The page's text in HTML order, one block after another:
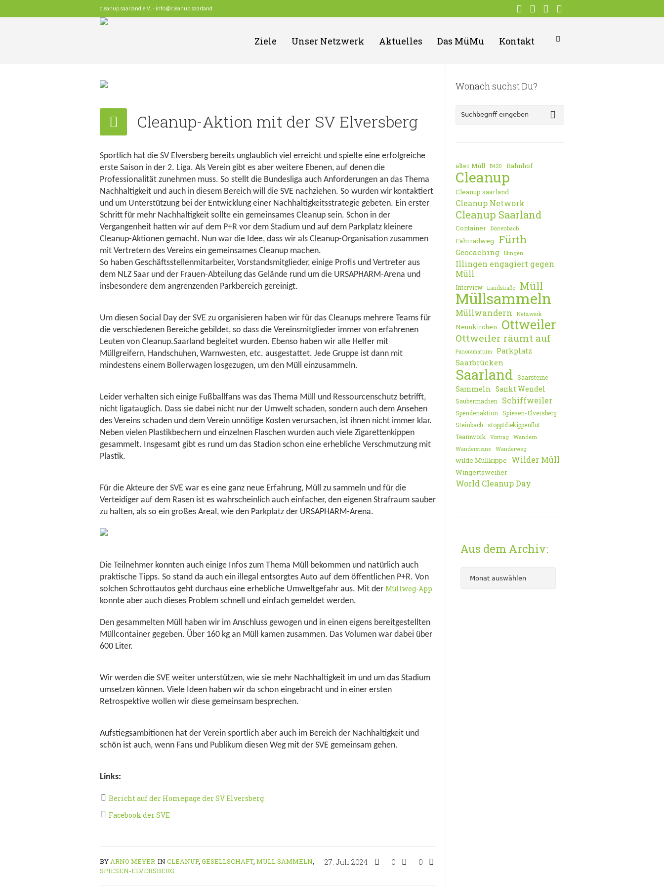
cleanup.saarland e.V. · info@cleanup.saarland
Ziele Unser Netzwerk Aktuelles Das MüMu Kontakt
Cleanup-Aktion mit der SV Elversberg
Sportlich hat die SV Elversberg bereits unglaublich viel erreicht und spielte eine erfolgreiche
erste Saison in der 2. Liga. Als Verein gibt es aber weitere Ebenen, auf denen die
Professionalität zunehmen muss. So stellt die Bundesliga auch Anforderungen an das Thema
Nachhaltigkeit und auch in diesem Bereich will die SVE nachziehen. So wurden wir kontaktiert
und um Unterstützung bei der Entwicklung einer Nachhaltigkeitsstrategie gebeten. Ein erster
Schritt für mehr Nachhaltigkeit sollte ein gemeinsames Cleanup sein. Schon in der
Vergangenheit hatten wir auf dem P+R vor dem Stadium und auf dem Parkplatz kleinere
Cleanup-Aktionen gemacht. Nun war die Idee, dass wir als Cleanup-Organisation zusammen
mit Vertretern des Vereins ein gemeinsames Cleanup machen.
So haben Geschäftsstellenmitarbeiter, Vorstandsmitglieder, einige Profis und Vertreter aus
dem NLZ Saar und der Frauen-Abteilung das Gelände rund um die URSAPHARM-Arena und
insbesondere dem angrenzenden Parkbereich gereinigt.
Um diesen Social Day der SVE zu organisieren haben wir für das Cleanups mehrere Teams für
die verschiedenen Bereiche gebildet, so dass die Vereinsmitglieder immer von erfahrenen
Leuten von Cleanup.Saarland begleitet wurden. Ebenso haben wir alle Helfer mit
Müllgreifern, Handschuhen, Warnwesten, etc. ausgestattet. Jede Gruppe ist dann mit
mindestens einem Bollerwagen losgezugen, um den Müll einzusammeln.
Leider verhalten sich einige Fußballfans was das Thema Müll und Ressourcenschutz betrifft,
nicht ligatauglich. Dass sie dabei nicht nur der Umwelt schaden, sondern auch dem Ansehen
des Vereins schaden und dem Verein unnötige Kosten verursachen, ist ihnen nicht immer klar.
Neben vielen Plastikbechern und einzelnen Flaschen wurden auch viele Zigarettenkippen
gesammelt. Insgesamt gibt es rund um das Stadion schon eine erhebliche Verschmutzung mit
Plastik.
Für die Akteure der SVE war es eine ganz neue Erfahrung, Müll zu sammeln und für die
Verteidiger auf dem Rasen ist es wahrscheinlich auch einfacher, den eigenen Strafraum sauber
zu halten, als so ein großes Areal, wie den Parkplatz der URSAPHARM-Arena.
Die Teilnehmer konnten auch einige Infos zum Thema Müll bekommen und natürlich auch
praktische Tipps. So stand da auch ein illegal entsorgtes Auto auf dem öffentlichen P+R. Von
solchen Schrottautos geht durchaus eine erhebliche Umweltgefahr aus. Mit der Müllweg-App
konnte aber auch dieses Problem schnell und einfach gemeldet werden.
Den gesammelten Müll haben wir im Anschluss gewogen und in einen eigens bereitgestellten
Müllcontainer gegeben. Über 160 kg an Müll kamen zusammen. Das Volumen war dabei über
600 Liter.
Wir werden die SVE weiter unterstützen, wie sie mehr Nachhaltigkeit im und um das Stadium
umsetzen können. Viele Ideen haben wir da schon eingebracht und in einer ersten
Retrospektive wollen wir diese gemeinsam besprechen.
Aufstiegsambitionen hat der Verein sportlich aber auch im Bereich der Nachhaltigkeit und
schön ist auch, wenn Fans und Publikum diesen Weg mit der SVE gemeinsam gehen.
Links:
Bericht auf der Homepage der SV Elversberg
Facebook der SVE
27. Juli 2024 0 0
BYARNO MEYER IN CLEANUP, GESELLSCHAFT, MÜLL SAMMELN,
SPIESEN-ELVERSBERG
Wonach suchst Du?
alter Müll B420 Bahnhof
Cleanup
Cleanup.saarland
Cleanup Network
Cleanup Saarland
Container Dörrenbach
Fahrradweg Fürth
Geocaching Illingen
Illingen engagiert gegen
Müll
Interview Landstraße Müll
Müllsammeln
Müllwandern Netzwerk
Neunkirchen Ottweiler
Ottweiler räumt auf
Panoramaturm Parkplatz
Saarbrücken
Saarland Saarsteine
Sammeln Sankt Wendel
Saubermachen Schiffweiler
Spendenaktion
Spiesen-Elversberg
Steinbach
stopptdiekippenflut
Teamwork
Vortrag
Wandern
Wandersteine
Wanderweg
wilde Müllkippe Wilder Müll
Wingertsweiher
World Cleanup Day
Aus dem Archiv: